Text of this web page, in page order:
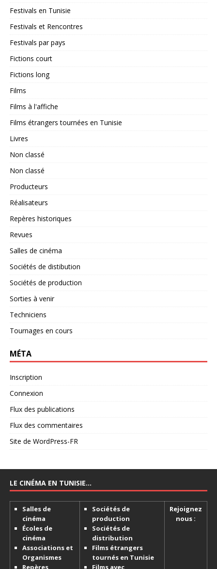
Festivals en Tunisie
Festivals et Rencontres
Festivals par pays
Fictions court
Fictions long
Films
Films à l'affiche
Films étrangers tournées en Tunisie
Livres
Non classé
Non classé
Producteurs
Réalisateurs
Repères historiques
Revues
Salles de cinéma
Sociétés de distibution
Sociétés de production
Sorties à venir
Techniciens
Tournages en cours
MÉTA
Inscription
Connexion
Flux des publications
Flux des commentaires
Site de WordPress-FR
LE CINÉMA EN TUNISIE…
Salles de
cinéma
Écoles de
cinéma
Associations et
Organismes
Repères
Sociétés de
production
Sociétés de
distribution
Films étrangers
tournés en Tunisie
Films avec
Rejoignez
nous :